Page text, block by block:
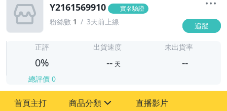
Y2161569910 實名驗證
粉絲數 1 3天前上線 追蹤
正評
0%
總評價 0
出貨速度
-- 天
未出貨率
--
首頁主打 商品分類 直播影片